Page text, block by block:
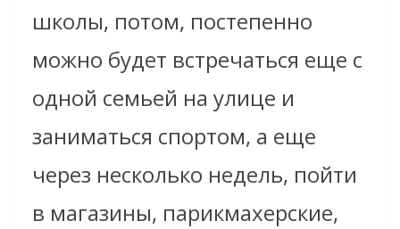
школы, потом, постепенно
можно будет встречаться еще c
одной семьей на улице и
заниматься спортом, а еще
через несколько недель, пойти
в магазины, парикмахерские,